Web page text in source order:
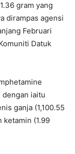
gram yang
dirampas agensi
Februari
Datuk
iaitu
ganja (1,100.55
ketamin (1.99